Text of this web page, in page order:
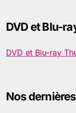
r
h
e
:
DVD et Blu-
DVD et Blu-ray
Nos